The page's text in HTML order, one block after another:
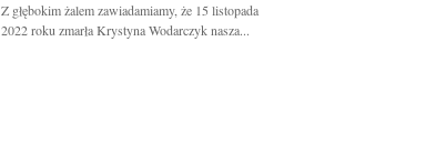
Z głębokim żalem zawiadamiamy, że 15 listopada
2022 roku zmarła Krystyna Wodarczyk nasza...